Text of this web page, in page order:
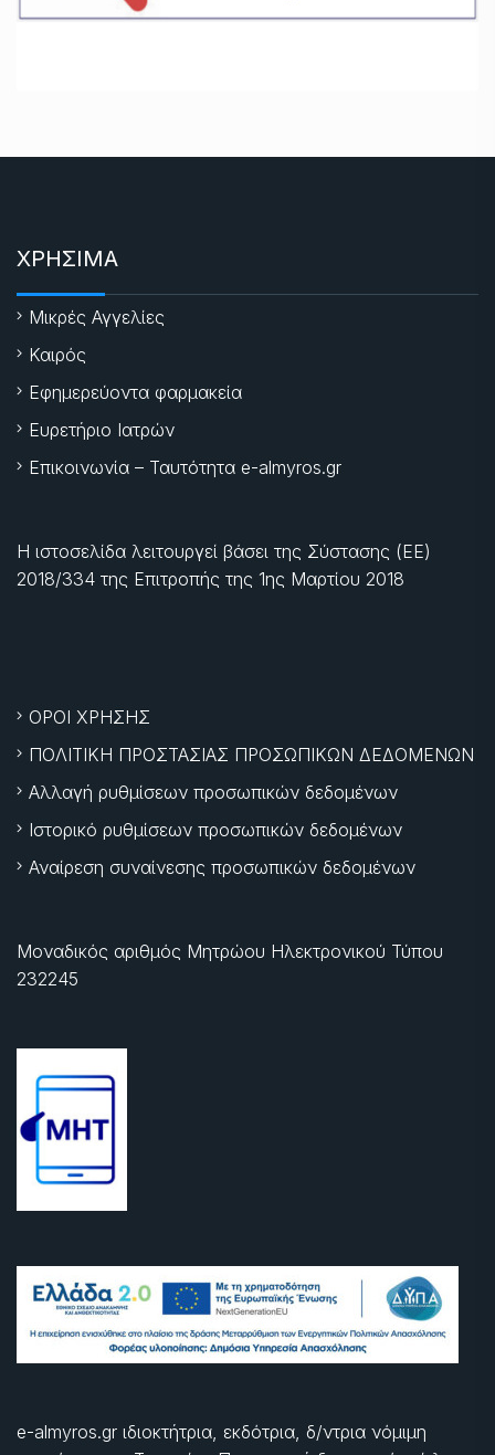
ΧΡΗΣΙΜΑ
Μικρές Αγγελίες
Καιρός
Εφημερεύοντα φαρμακεία
Ευρετήριο Ιατρών
Επικοινωνία – Ταυτότητα e-almyros.gr
Η ιστοσελίδα λειτουργεί βάσει της Σύστασης (ΕΕ)
2018/334 της Επιτροπής της 1ης Μαρτίου 2018
ΟΡΟΙ ΧΡΗΣΗΣ
ΠΟΛΙΤΙΚΗ ΠΡΟΣΤΑΣΙΑΣ ΠΡΟΣΩΠΙΚΩΝ ΔΕΔΟΜΕΝΩΝ
Αλλαγή ρυθμίσεων προσωπικών δεδομένων
Ιστορικό ρυθμίσεων προσωπικών δεδομένων
Αναίρεση συναίνεσης προσωπικών δεδομένων
Μοναδικός αριθμός Μητρώου Ηλεκτρονικού Τύπου
232245
e-almyros.gr ιδιοκτήτρια, εκδότρια, δ/ντρια νόμιμη